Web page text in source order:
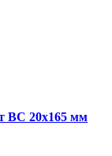
BC 20х165 мм